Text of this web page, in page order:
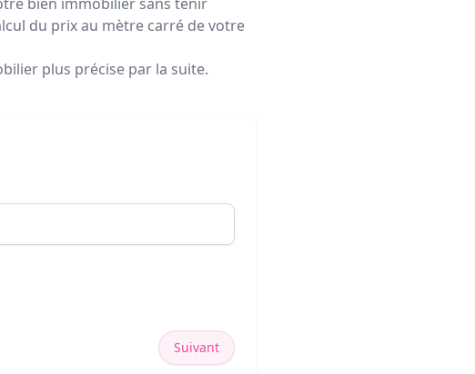
du prix au mètre carré de votre
plus précise par la suite.
Suivant